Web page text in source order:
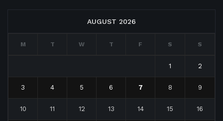
AUGUST 2026
M T W T F S S
1 2
3 4 5 6 7 8 9
10 11 12 13 14 15 16